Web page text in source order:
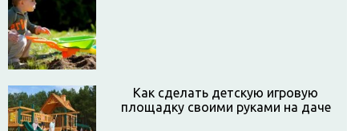
Как сделать детскую игровую
площадку своими руками на даче